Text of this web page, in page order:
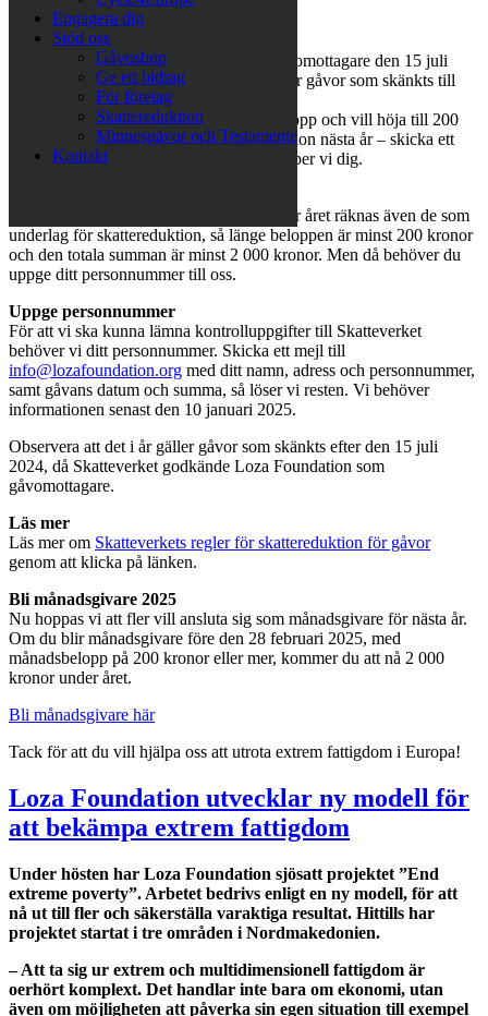
Engagera dig
Stöd oss
Gåvoshop
Ge ett bidrag
För företag
Skattereduktion
Minnesgåvor och Testamente
Kontakt
Loza Foundation blev godkända som gåvomottagare den 15 juli
2024. I år kan givare få skattereduktion för gåvor som skänkts till
organisationen efter det.
Om du är månadsgivare med ett lägre belopp och vill höja till 200
kronor för att få möjlighet till skattereduktion nästa år – skicka ett
email tillinfo@lozafoundation.org
så hjälper vi dig.
Om du har gjort enskilda donationer under året räknas även de som
underlag för skattereduktion, så länge beloppen är minst 200 kronor
och den totala summan är minst 2 000 kronor. Men då behöver du
uppge ditt personnummer till oss.
Uppge personnummer
För att vi ska kunna lämna kontrolluppgifter till Skatteverket
behöver vi ditt personnummer. Skicka ett mejl till
info@lozafoundation.org med ditt namn, adress och personnummer,
samt gåvans datum och summa, så löser vi resten. Vi behöver
informationen senast den 10 januari 2025.
Observera att det i år gäller gåvor som skänkts efter den 15 juli
2024, då Skatteverket godkände Loza Foundation som
gåvomottagare.
Läs mer
Läs mer om Skatteverkets regler för skattereduktion för gåvor
genom att klicka på länken.
Bli månadsgivare 2025
Nu hoppas vi att fler vill ansluta sig som månadsgivare för nästa år.
Om du blir månadsgivare före den 28 februari 2025, med
månadsbelopp på 200 kronor eller mer, kommer du att nå 2 000
kronor under året.
Bli månadsgivare här
Tack för att du vill hjälpa oss att utrota extrem fattigdom i Europa!
Loza Foundation utvecklar ny modell för
att bekämpa extrem fattigdom
Under hösten har Loza Foundation sjösatt projektet ”End
extreme poverty”. Arbetet bedrivs enligt en ny modell, för att
nå ut till fler och säkerställa varaktiga resultat. Hittills har
projektet startat i tre områden i Nordmakedonien.
– Att ta sig ur extrem och multidimensionell fattigdom är
oerhört komplext. Det handlar inte bara om ekonomi, utan
även om möjligheten att påverka sin egen situation till exempel